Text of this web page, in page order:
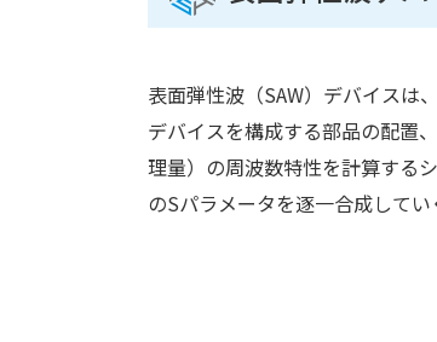
表面弾性波（SAW）デバイスは
デバイスを構成する部品の配置
理量）の周波数特性を計算する
のSパラメータを逐一合成してい